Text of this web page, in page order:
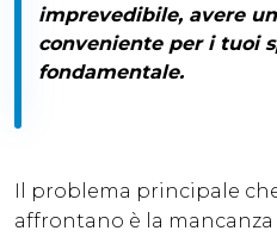
imprevedibile, avere
convenienteper i tuoi
fondamentale.
Il problema principale
affrontano è la